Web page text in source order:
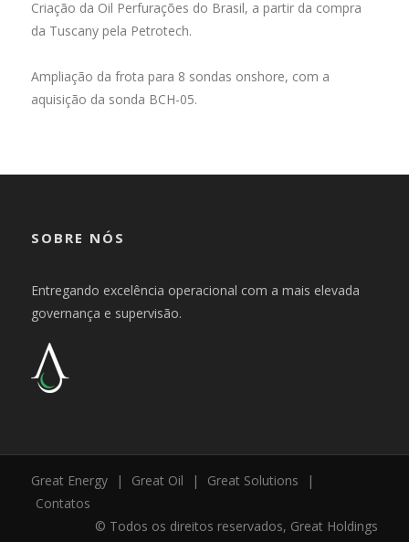
Criação da Oil Perfurações do Brasil, a partir da compra
da Tuscany pela Petrotech.
Ampliação da frota para 8 sondas onshore, com a
aquisição da sonda BCH-05.
SOBRE NÓS
Entregando excelência operacional com a mais elevada
governança e supervisão.
Great Energy | Great Oil | Great Solutions
|
Contatos
© Todos os direitos reservados, Great Holdings